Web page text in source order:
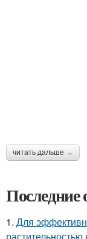
читать дальше →
Последние
1. Для